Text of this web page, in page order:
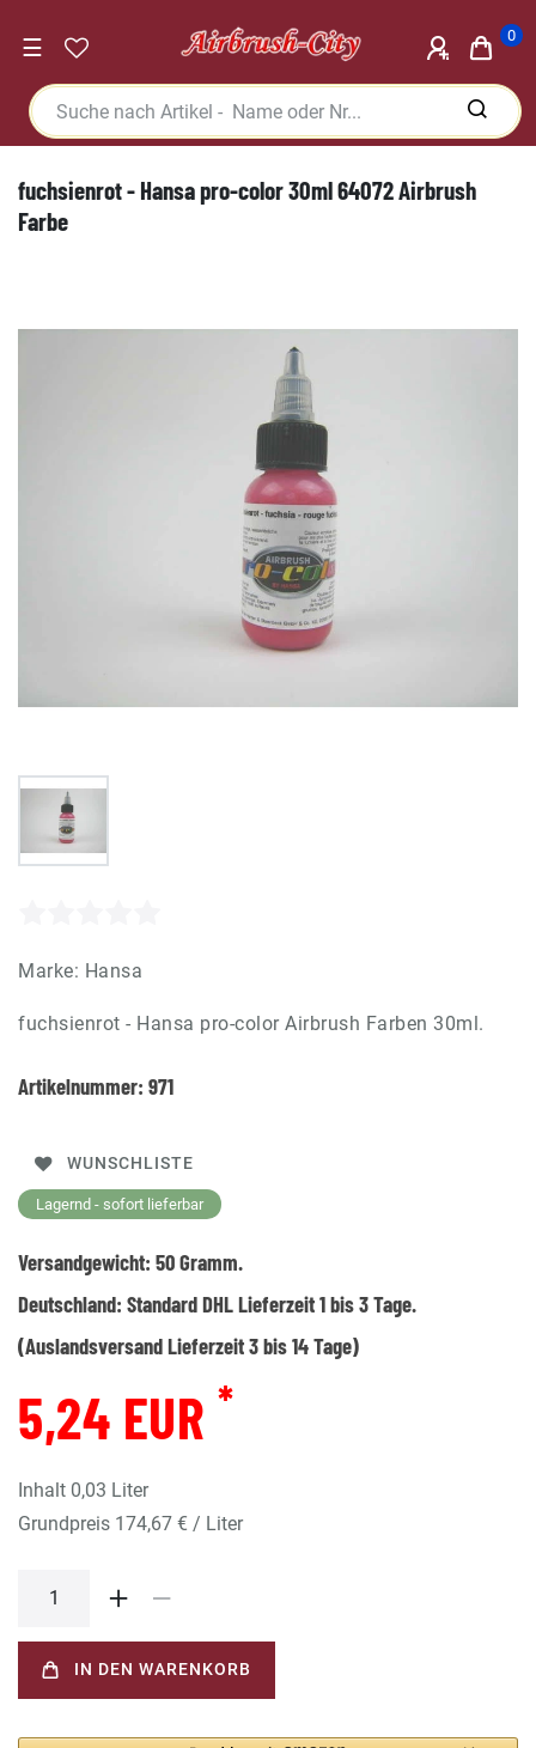
☰ 0
fuchsienrot - Hansa pro-color 30ml 64072 Airbrush
Farbe
Marke: Hansa
fuchsienrot - Hansa pro-color Airbrush Farben 30ml.
Artikelnummer: 971
WUNSCHLISTE
Lagernd - sofort lieferbar
Versandgewicht: 50Gramm.
Deutschland: Standard DHL Lieferzeit 1 bis 3 Tage.
(Auslandsversand Lieferzeit 3 bis 14 Tage)
5,24 EUR *
Inhalt 0,03 Liter
Grundpreis 174,67 € / Liter
IN DEN WARENKORB